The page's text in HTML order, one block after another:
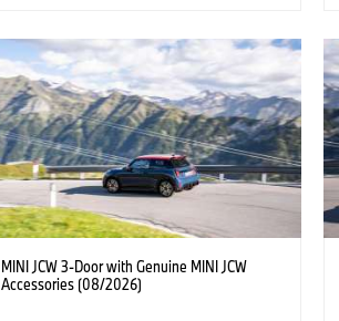
MINI JCW 3-Door with Genuine MINI JCW
Accessories (08/2026)